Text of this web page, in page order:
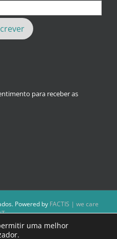
para receber as
Powered by FACTIS | we care
iT
de não publicar conteúdos que
nacionais.
uma melhor